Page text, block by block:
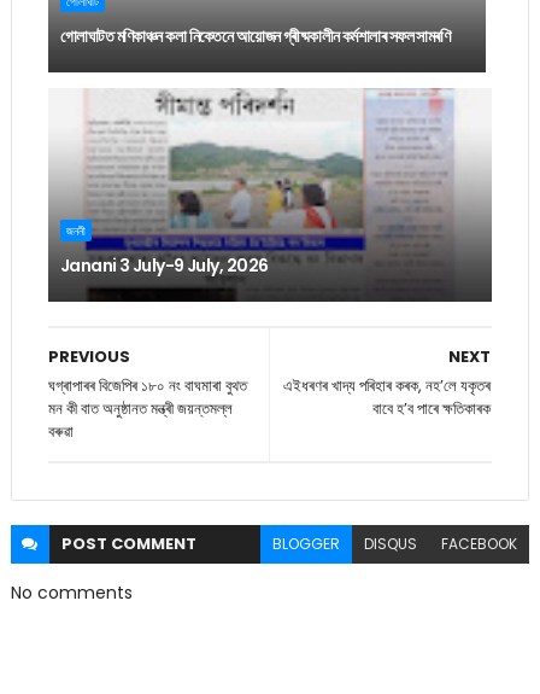
গোলাঘাটত মণিকাঞ্চন কলা নিকেতনে আয়োজন গ্ৰীষ্মকালীন কৰ্মশালাৰ সফল সামৰণি
জননী
Janani 3 July-9 July, 2026
NEXT
এইধৰণৰ খাদ্য পৰিহাৰ কৰক, নহ’লে যকৃতৰ
বাবে হ’ব পাৰে ক্ষতিকাৰক
PREVIOUS
ঘগ্ৰাপাৰৰ বিজেপিৰ ১৮০ নং বাঘমাৰা বুথত
মন কী বাত অনুষ্ঠানত মন্ত্ৰী জয়ন্তমল্ল
বৰুৱা
POST COMMENT BLOGGER DISQUS FACEBOOK
No comments